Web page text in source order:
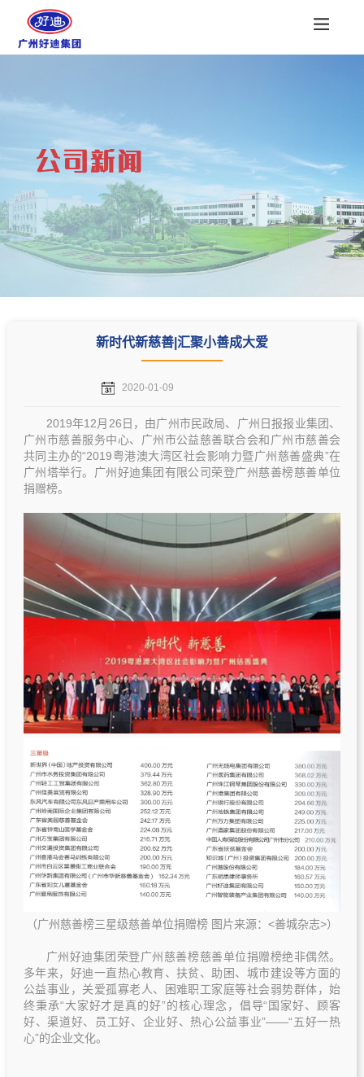
新时代新慈善|汇聚小善成大爱
2020-01-09
2019年12月26日，由广州市民政局、广州日报报业集团、
广州市慈善服务中心、广州市公益慈善联合会和广州市慈善会
共同主办的“2019粤港澳大湾区社会影响力暨广州慈善盛典”在
广州塔举行。广州好迪集团有限公司荣登广州慈善榜慈善单位
捐赠榜。
（广州慈善榜三星级慈善单位捐赠榜 图片来源：<善城杂志>）
广州好迪集团荣登广州慈善榜慈善单位捐赠榜绝非偶然。
多年来，好迪一直热心教育、扶贫、助困、城市建设等方面的
公益事业，关爱孤寡老人、困难职工家庭等社会弱势群体，始
终秉承“大家好才是真的好”的核心理念，倡导“国家好、顾客
好、渠道好、员工好、企业好、热心公益事业”——“五好一热
心”的企业文化。